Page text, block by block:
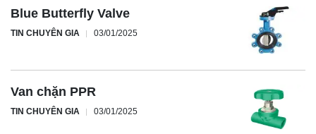
Blue Butterfly Valve
TIN CHUYÊN GIA 03/01/2025
Van chặn PPR
TIN CHUYÊN GIA 03/01/2025